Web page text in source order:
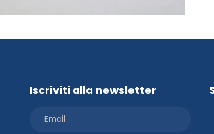
Iscriviti alla newsletter